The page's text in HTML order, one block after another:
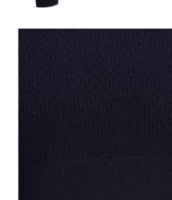
Lasten
Lasten